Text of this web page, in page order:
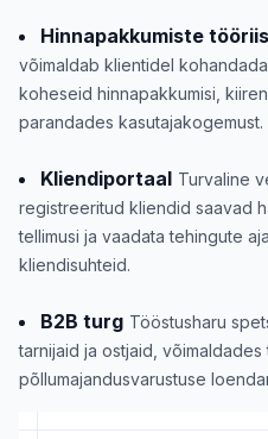
Hinnapakkumiste
võimaldab klientidel
koheseid hinnapakkumisi,
parandades kasutajakogemust.
Kliendiportaal Turvaline
registreeritud kliendid saavad
tellimusi ja vaadata tehingute
kliendisuhteid.
B2B turg Tööstusharu
tarnijaid ja ostjaid, võimaldades
põllumajandusvarustuse